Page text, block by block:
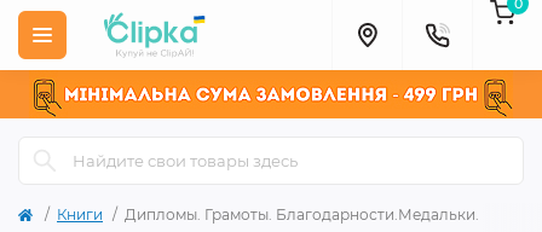
Книги Дипломы. Грамоты. Благодарности.Медальки.